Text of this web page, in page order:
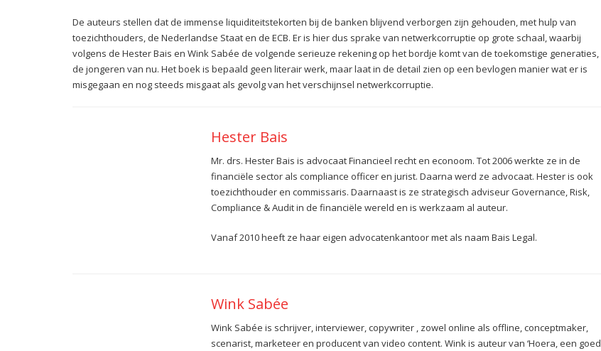
De auteurs stellen dat de immense liquiditeitstekorten bij de banken blijvend verborgen zijn gehouden, met hulp van
toezichthouders, de Nederlandse Staat en de ECB. Er is hier dus sprake van netwerkcorruptie op grote schaal, waarbij
volgens de Hester Bais en Wink Sabée de volgende serieuze rekening op het bordje komt van de toekomstige generaties,
de jongeren van nu. Het boek is bepaald geen literair werk, maar laat in de detail zien op een bevlogen manier wat er is
misgegaan en nog steeds misgaat als gevolg van het verschijnsel netwerkcorruptie.
Hester Bais
Mr. drs. Hester Bais is advocaat Financieel recht en econoom. Tot 2006 werkte ze in de
financiële sector als compliance officer en jurist. Daarna werd ze advocaat. Hester is ook
toezichthouder en commissaris. Daarnaast is ze strategisch adviseur Governance, Risk,
Compliance & Audit in de financiële wereld en is werkzaam al auteur.
Vanaf 2010 heeft ze haar eigen advocatenkantoor met als naam Bais Legal.
Wink Sabée
Wink Sabée is schrijver, interviewer, copywriter , zowel online als offline, conceptmaker,
scenarist, marketeer en producent van video content. Wink is auteur van ‘Hoera, een goed